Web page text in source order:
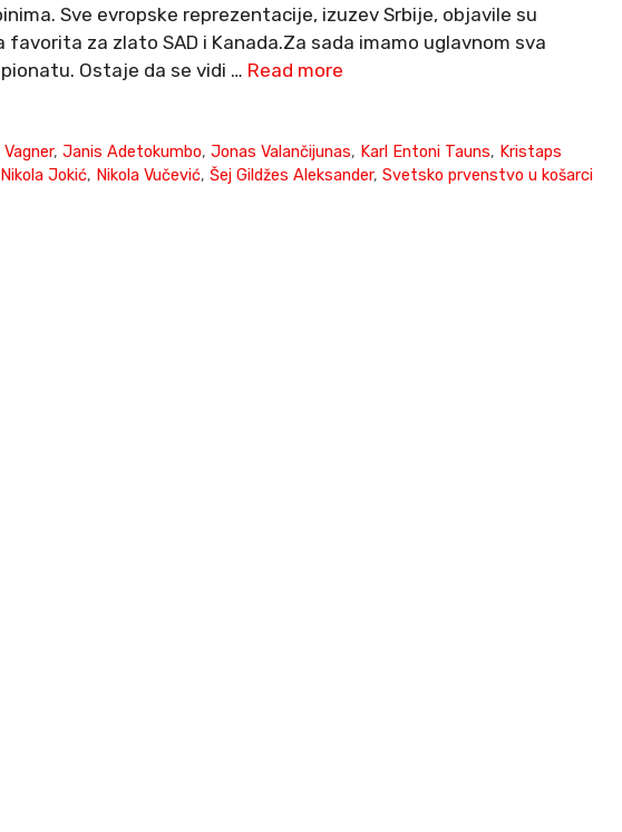
Sve evropske reprezentacije, izuzev Srbije, objavile su
za zlato SAD i Kanada.Za sada imamo uglavnom sva
Ostaje da se vidi … Read more
,Janis Adetokumbo,Jonas Valančijunas, Karl Entoni Tauns, Kristaps
Nikola Jokić, Nikola Vučević, Šej Gildžes Aleksander, Svetsko prvenstvo u košarci